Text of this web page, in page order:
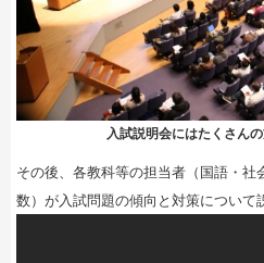
入試説明会にはたくさん
その後、各教科等の担当者（国語・
数）が入試問題の傾向と対策について